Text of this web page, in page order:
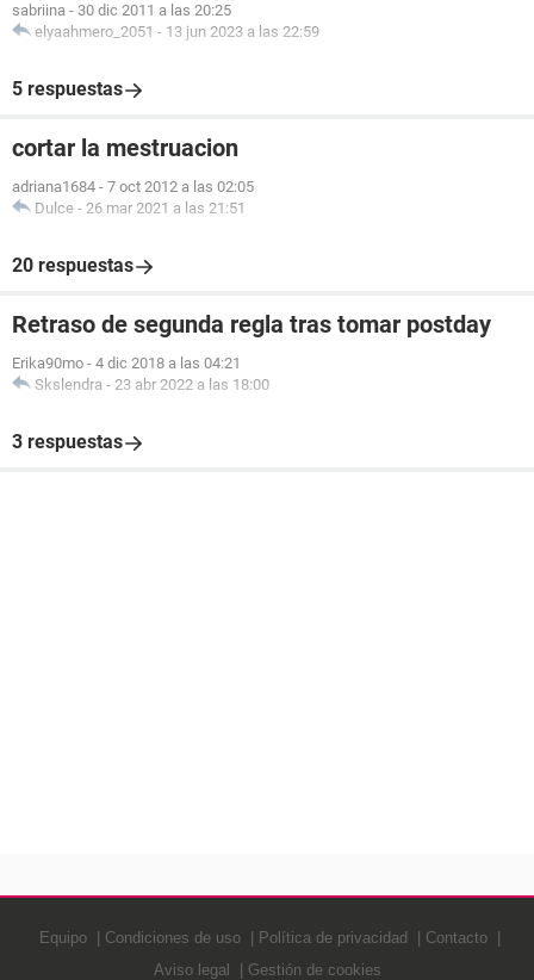
sabriina - 30 dic 2011 a las 20:25
elyaahmero_2051 - 13 jun 2023 a las 22:59
5 respuestas
cortar la mestruacion
adriana1684 - 7 oct 2012 a las 02:05
Dulce - 26 mar 2021 a las 21:51
20 respuestas
Retraso de segunda regla tras tomar postday
Erika90mo - 4 dic 2018 a las 04:21
Skslendra - 23 abr 2022 a las 18:00
3 respuestas
Equipo Condiciones de uso Política de privacidad
Contacto
Aviso legal
Gestión de cookies